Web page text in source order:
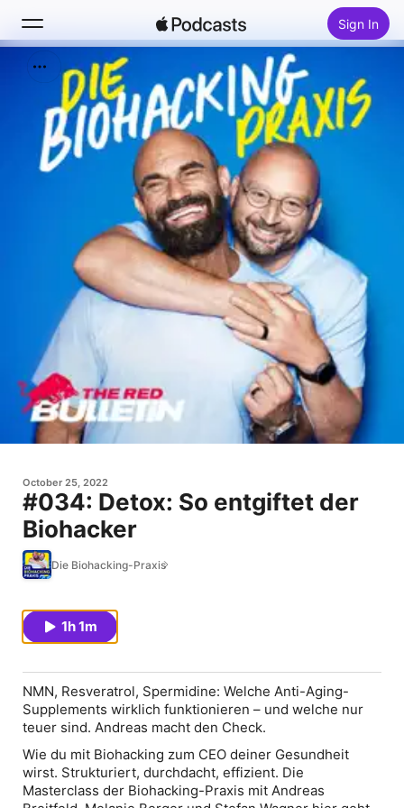
Sign In
Search
Home
New
October 25, 2022
#034: Detox: So entgiftet der
Biohacker
Die Biohacking-Praxis
1h 1m
NMN, Resveratrol, Spermidine: Welche Anti-Aging-
Supplements wirklich funktionieren – und welche nur
teuer sind. Andreas macht den Check.
Wie du mit Biohacking zum CEO deiner Gesundheit
wirst. Strukturiert, durchdacht, effizient. Die
Masterclass der Biohacking-Praxis mit Andreas